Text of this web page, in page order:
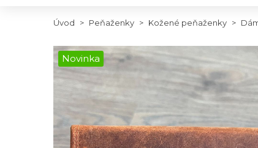
Úvod > Peňaženky > Kožené peňaženky >
Novinka